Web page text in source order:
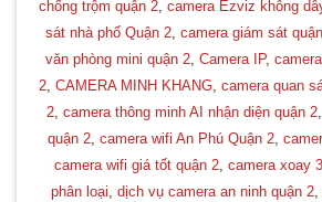
chống trộm quận 2, camera Ezviz không
sát nhà phố Quận 2, camera giám sát
văn phòng mini quận 2, Camera IP,
2, CAMERA MINH KHANG, camera quan
2, camera thông minh AI nhận diện quận 2,
quận 2, camera wifi An Phú Quận 2,
camera wifi giá tốt quận 2, camera xoay
phân loại, dịch vụ camera an ninh quận 2,